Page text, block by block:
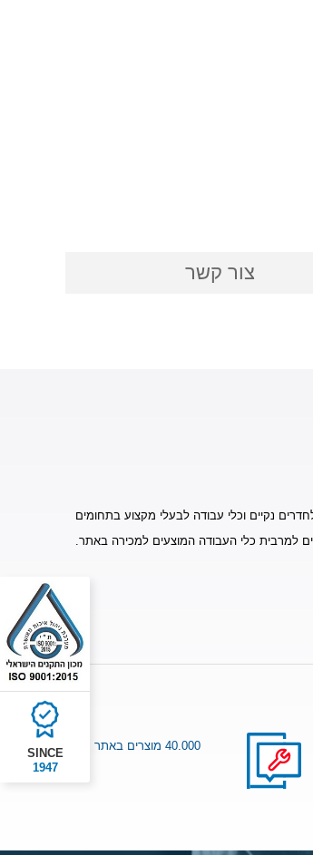
צור קשר
SINCE
1947
נקיים וכלי עבודה לבעלי מקצוע בתחומים
למרבית כלי העבודה המוצעים למכירה באתר.
40.000 מוצרים באתר